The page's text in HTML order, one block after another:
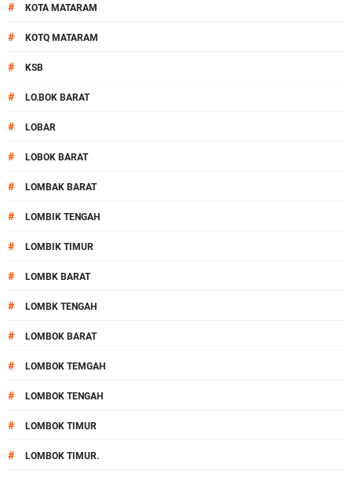
# KOTA MATARAM
# KOTQ MATARAM
# KSB
# LO.BOK BARAT
# LOBAR
# LOBOK BARAT
# LOMBAK BARAT
# LOMBIK TENGAH
# LOMBIK TIMUR
# LOMBK BARAT
# LOMBK TENGAH
# LOMBOK BARAT
# LOMBOK TEMGAH
# LOMBOK TENGAH
# LOMBOK TIMUR
# LOMBOK TIMUR.